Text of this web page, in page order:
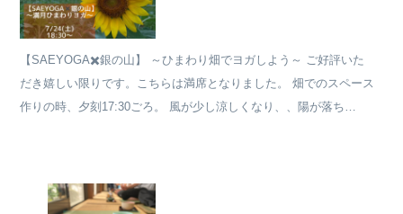
【SAEYOGA✖️銀の山】 ～ひまわり畑でヨガしよう～ ご好評いた
だき嬉しい限りです。こちらは満席となりました。 畑でのスペース
作りの時、夕刻17:30ごろ。 風が少し涼しくなり、、陽が落ち